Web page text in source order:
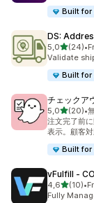
Built for
DS:
5,0de 5(24)
24 total de
•
Validate
Built for
チェックア
5,0de 5(20)
20 total de
•
注文完了前
表示。顧客
Built for
vFulfill ‑
4,6de 5(10)
10 total de
•
Fully